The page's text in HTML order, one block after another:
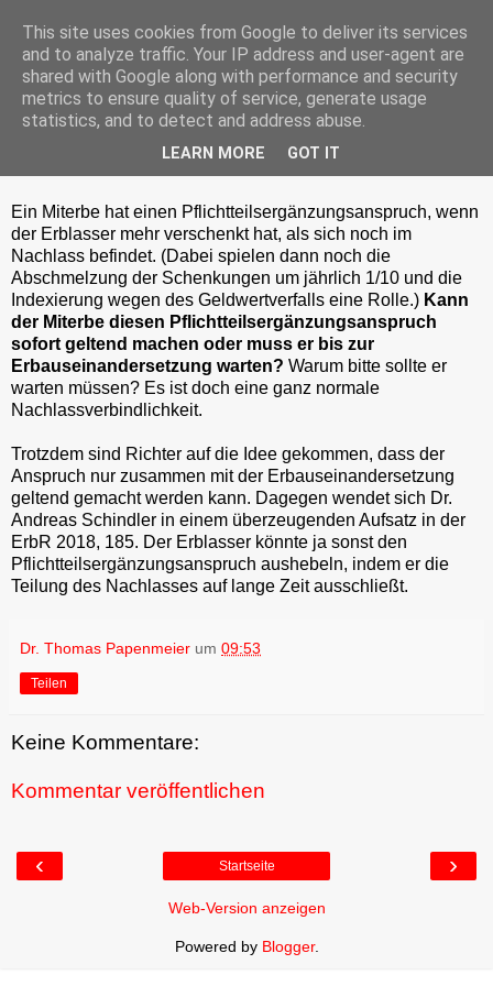
Mittwoch, 9. Mai 2018
Pflichtteilsergänzungsanspruch des
Ein Miterbe hat einen Pflichtteilsergänzungsanspruch, wenn
der Erblasser mehr verschenkt hat, als sich noch im
Nachlass befindet. (Dabei spielen dann noch die
Abschmelzung der Schenkungen um jährlich 1/10 und die
Indexierung wegen des Geldwertverfalls eine Rolle.) Kann
der Miterbe diesen Pflichtteilsergänzungsanspruch
sofort geltend machen oder muss er bis zur
Erbauseinandersetzung warten? Warum bitte sollte er
warten müssen? Es ist doch eine ganz normale
Nachlassverbindlichkeit.
Trotzdem sind Richter auf die Idee gekommen, dass der
Anspruch nur zusammen mit der Erbauseinandersetzung
geltend gemacht werden kann. Dagegen wendet sich Dr.
Andreas Schindler in einem überzeugenden Aufsatz in der
ErbR 2018, 185. Der Erblasser könnte ja sonst den
Pflichtteilsergänzungsanspruch aushebeln, indem er die
Teilung des Nachlasses auf lange Zeit ausschließt.
Dr. Thomas Papenmeier um 09:53
Teilen
Keine Kommentare:
Kommentar veröffentlichen
‹ ›
Startseite
Web-Version anzeigen
Powered by Blogger.
This site uses cookies from Google to deliver its services
and to analyze traffic. Your IP address and user-agent are
shared with Google along with performance and security
metrics to ensure quality of service, generate usage
statistics, and to detect and address abuse.
LEARN MORE GOT IT